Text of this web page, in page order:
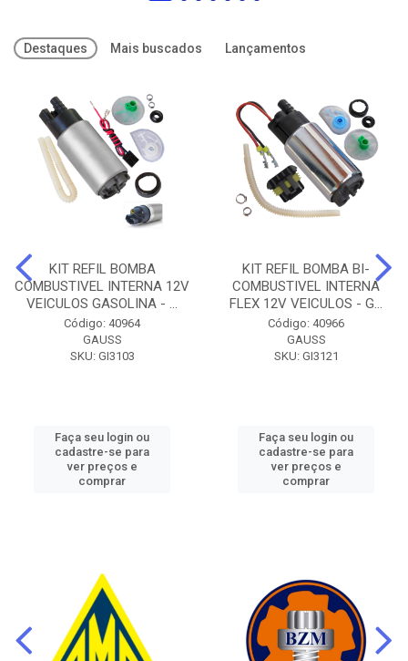
Destaques Mais buscados Lançamentos
KIT REFIL BOMBA
COMBUSTIVEL INTERNA 12V
VEICULOS GASOLINA - ...
Código: 40964
GAUSS
SKU: GI3103
Faça seu login ou
cadastre-se para
ver preços e
comprar
KIT REFIL BOMBA BI-
COMBUSTIVEL INTERNA
FLEX 12V VEICULOS - G...
Código: 40966
GAUSS
SKU: GI3121
Faça seu login ou
cadastre-se para
ver preços e
comprar